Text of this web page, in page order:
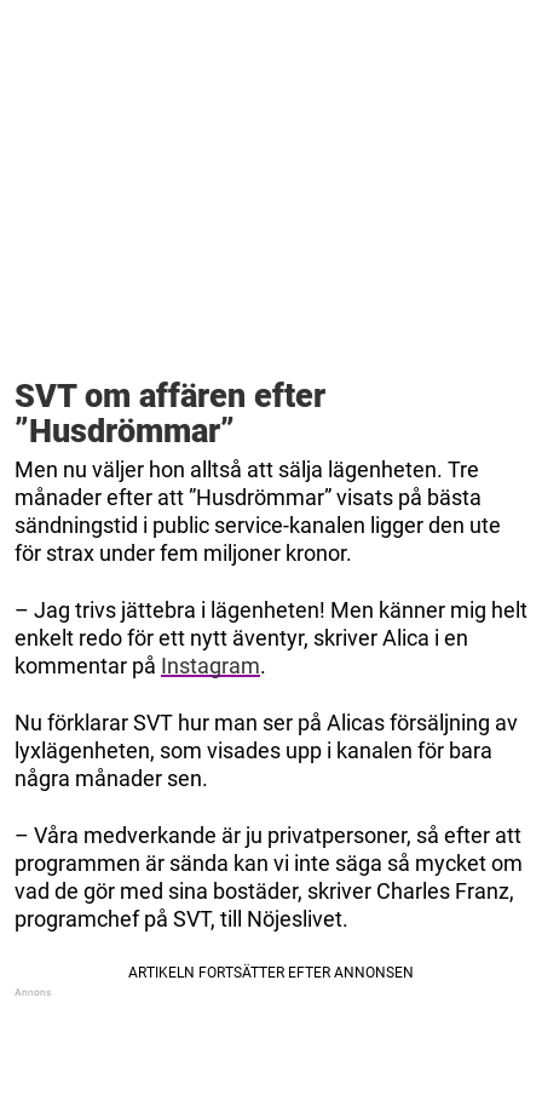
SVT om affären efter
”Husdrömmar”
Men nu väljer hon alltså att sälja lägenheten. Tre
månader efter att ”Husdrömmar” visats på bästa
sändningstid i public service-kanalen ligger den ute
för strax under fem miljoner kronor.
– Jag trivs jättebra i lägenheten! Men känner mig helt
enkelt redo för ett nytt äventyr, skriver Alica i en
kommentar på Instagram.
Nu förklarar SVT hur man ser på Alicas försäljning av
lyxlägenheten, som visades upp i kanalen för bara
några månader sen.
– Våra medverkande är ju privatpersoner, så efter att
programmen är sända kan vi inte säga så mycket om
vad de gör med sina bostäder, skriver Charles Franz,
programchef på SVT, till Nöjeslivet.